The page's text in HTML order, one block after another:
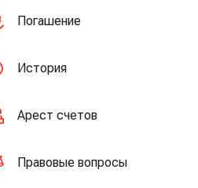
Погашение
История
Арест счетов
Правовые вопросы